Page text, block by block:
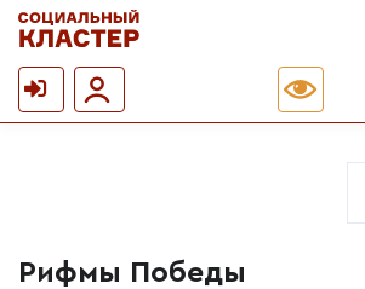
Рифмы Победы